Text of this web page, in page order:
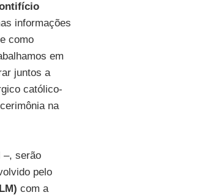
informações
como
em
juntos a
católico-
na
–, serão
pelo
com a